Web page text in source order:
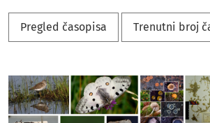
Pregled časopisa Trenutni broj